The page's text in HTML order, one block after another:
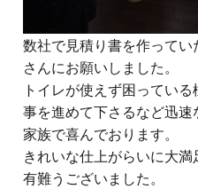
数社で見積り書を作って
さんにお願いしました。
トイレが使えず困ってい
事を進めて下さるなど迅速
家族で喜んでおります。
きれいな仕上がらいに大満
有難うございました。